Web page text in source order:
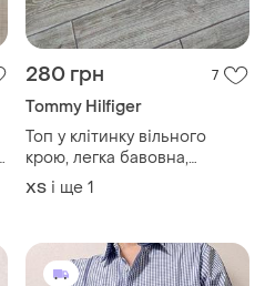
280 грн 7
Tommy Hilfiger
Топ у клітинку вільного
крою, легка бавовна,
ідеальний стан нового
ХS і ще 1